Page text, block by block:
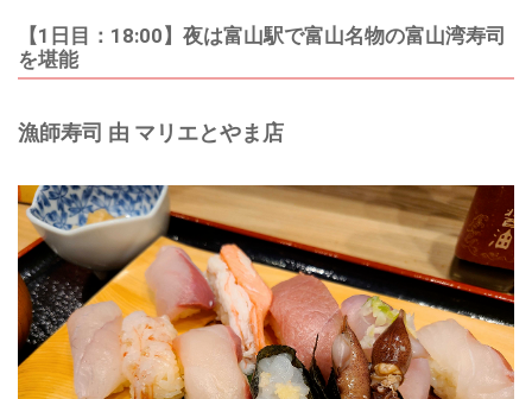
【1日目：18:00】夜は富山駅で富山名物の富山湾寿司
を堪能
漁師寿司 由 マリエとやま店